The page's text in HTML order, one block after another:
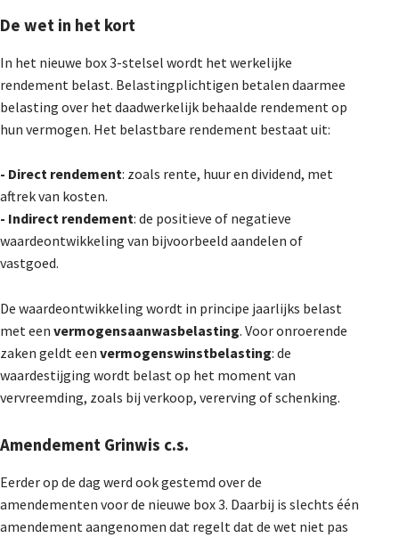
De wet in het kort
In het nieuwe box 3-stelsel wordt het werkelijke
rendement belast. Belastingplichtigen betalen daarmee
belasting over het daadwerkelijk behaalde rendement op
hun vermogen. Het belastbare rendement bestaat uit:
- Direct rendement: zoals rente, huur en dividend, met
aftrek van kosten.
- Indirect rendement: de positieve of negatieve
waardeontwikkeling van bijvoorbeeld aandelen of
vastgoed.
De waardeontwikkeling wordt in principe jaarlijks belast
met een vermogensaanwasbelasting. Voor onroerende
zaken geldt een vermogenswinstbelasting: de
waardestijging wordt belast op het moment van
vervreemding, zoals bij verkoop, vererving of schenking.
Amendement Grinwis c.s.
Eerder op de dag werd ook gestemd over de
amendementen voor de nieuwe box 3. Daarbij is slechts één
amendement aangenomen dat regelt dat de wet niet pas
Contact